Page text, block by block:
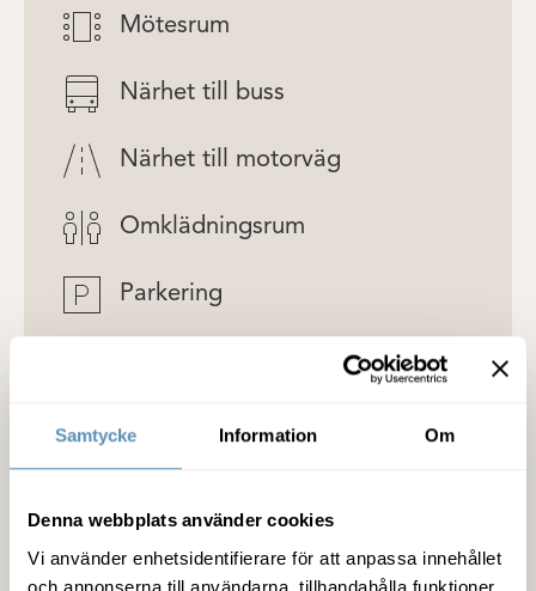
Samtycke Information Om
Denna webbplats använder cookies
Vi använder enhetsidentifierare för att anpassa innehållet
och annonserna till användarna, tillhandahålla funktioner
Mötesrum
Närhet till buss
Närhet till motorväg
Omklädningsrum
Parkering
Restaurang
WC